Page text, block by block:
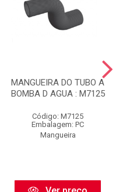
MANGUEIRA DO TUBO A
BOMBA D AGUA : M7125
Código: M7125
Embalagem: PC
Mangueira